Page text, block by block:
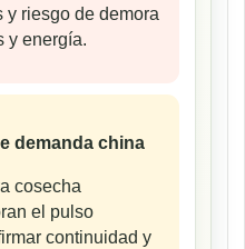
y riesgo de demora
y energía.
demanda china
cosecha
el pulso
continuidad y